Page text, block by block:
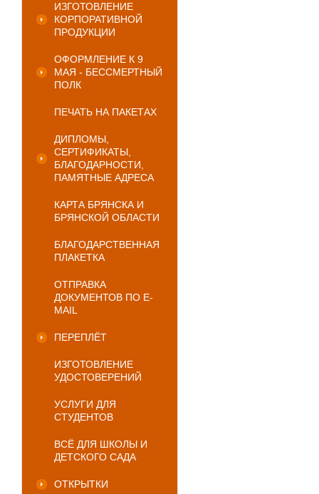
ИЗГОТОВЛЕНИЕ
КОРПОРАТИВНОЙ
ПРОДУКЦИИ
ОФОРМЛЕНИЕ К 9
МАЯ - БЕССМЕРТНЫЙ
ПОЛК
ПЕЧАТЬ НА ПАКЕТАХ
ДИПЛОМЫ,
СЕРТИФИКАТЫ,
БЛАГОДАРНОСТИ,
ПАМЯТНЫЕ АДРЕСА
КАРТА БРЯНСКА И
БРЯНСКОЙ ОБЛАСТИ
БЛАГОДАРСТВЕННАЯ
ПЛАКЕТКА
ОТПРАВКА
ДОКУМЕНТОВ ПО E-
MAIL
ПЕРЕПЛЁТ
ИЗГОТОВЛЕНИЕ
УДОСТОВЕРЕНИЙ
УСЛУГИ ДЛЯ
СТУДЕНТОВ
ВСЁ ДЛЯ ШКОЛЫ И
ДЕТСКОГО САДА
ОТКРЫТКИ